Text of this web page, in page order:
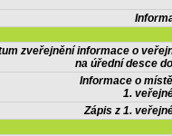
zveřejnění informace o
na úřední desce
Informace o
1.
Zápis z 1.